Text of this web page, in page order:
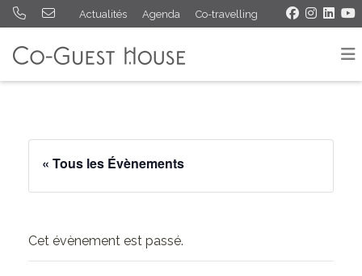
Actualités Agenda Co-travelling
« Tous les Évènements
Cet évènement est passé.